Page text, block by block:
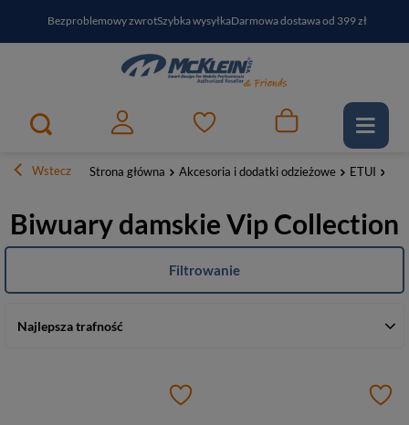
Bezproblemowy zwrotSzybka wysyłkaDarmowa dostawa od 399 zł
PayPo - kup i zapłać za30 dniZapisz się do newslettera i odbierz RABAT
Wstecz Strona główna Akcesoria i dodatki odzieżowe ETUI
Biwuary damskie Vip Collection
Najlepsza trafność
Filtrowanie